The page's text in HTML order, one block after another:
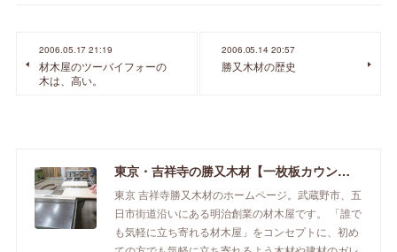
2006.05.17 21:19
材木屋のツーバイフォーの
木は、高い。
2006.05.14 20:57
勝又木材の歴史
東京・吉祥寺の勝又木材【一枚板カウンター】
東京 吉祥寺勝又木材のホームページ。武蔵野市、五
日市街道沿いにある明治創業の材木屋です。 「誰で
も気軽に立ち寄れる材木屋」をコンセプトに、初め